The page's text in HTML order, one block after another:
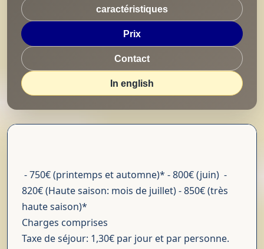
caractéristiques
Prix
Contact
In english
- 750€ (printemps et automne)* - 800€ (juin) -
820€ (Haute saison: mois de juillet) - 850€ (très
haute saison)*
Charges comprises
Taxe de séjour: 1,30€ par jour et par personne.